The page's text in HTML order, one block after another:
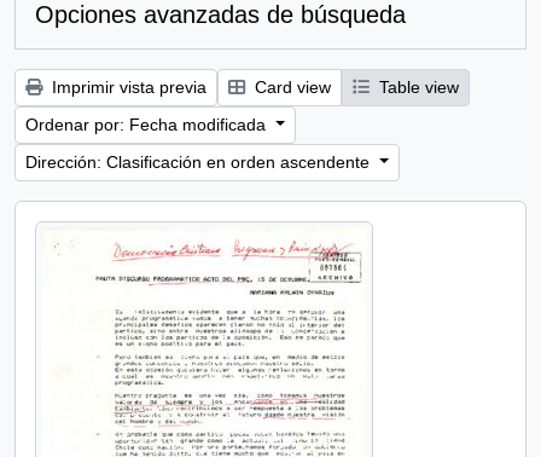
Opciones avanzadas de búsqueda
Imprimir vista previa Card view
Table view
Ordenar por: Fecha modificada
Dirección: Clasificación en orden ascendente